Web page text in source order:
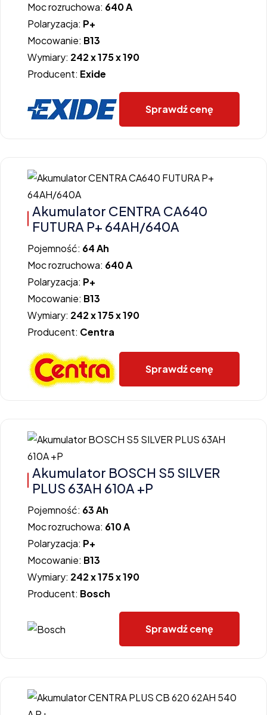
Moc rozruchowa: 640 A
Polaryzacja: P+
Mocowanie: B13
Wymiary: 242 x 175 x 190
Producent: Exide
Sprawdź cenę
Akumulator CENTRA CA640
FUTURA P+ 64AH/640A
Pojemność: 64 Ah
Moc rozruchowa: 640 A
Polaryzacja: P+
Mocowanie: B13
Wymiary: 242 x 175 x 190
Producent: Centra
Sprawdź cenę
Akumulator BOSCH S5 SILVER
PLUS 63AH 610A +P
Pojemność: 63 Ah
Moc rozruchowa: 610 A
Polaryzacja: P+
Mocowanie: B13
Wymiary: 242 x 175 x 190
Producent: Bosch
Sprawdź cenę